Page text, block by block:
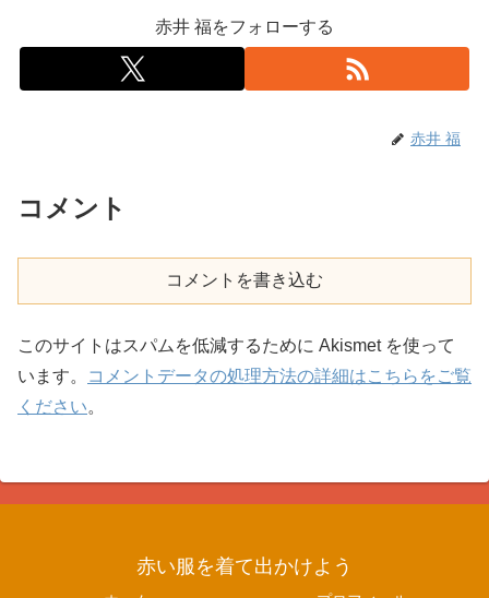
赤井 福をフォローする
赤井 福
コメント
コメントを書き込む
このサイトはスパムを低減するために Akismet を使って
います。
コメントデータの処理方法の詳細はこちらをご覧
ください。
赤い服を着て出かけよう